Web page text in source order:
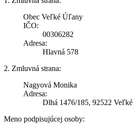
Obec Veľké Úľany
IČO:
00306282
Adresa:
Hlavná 578
2. Zmluvná strana:
Nagyová Monika
Adresa:
Dlhá 1476/185, 92522
Meno podpisujúcej osoby: